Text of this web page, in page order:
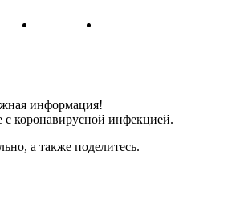
информация!
коронавирусной инфекцией.
а также поделитесь.